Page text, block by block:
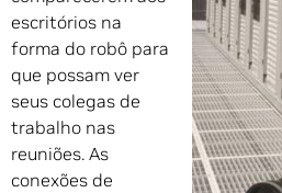
escritórios na
forma do robô para
que possam ver
seus colegas de
trabalho nas
reuniões. As
conexões de